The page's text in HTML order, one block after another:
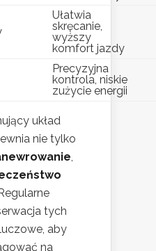
Ułatwia
skręcanie,
wyższy
komfort jazdy
Precyzyjna
kontrola, niskie
zużycie energii
układ
nie tylko
,
tych
aby
na